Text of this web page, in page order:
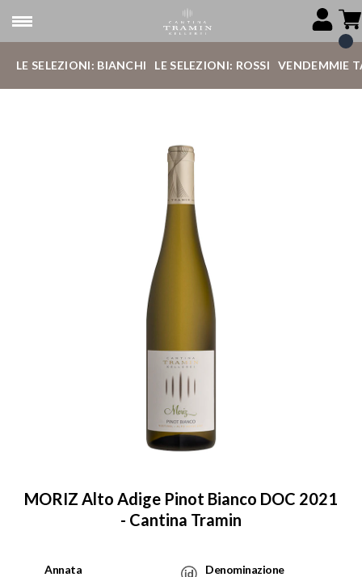
LE SELEZIONI: BIANCHI LE SELEZIONI: ROSSI VENDEMMIE
MORIZ Alto Adige Pinot Bianco DOC 2021
- Cantina Tramin
Annata
Denominazione